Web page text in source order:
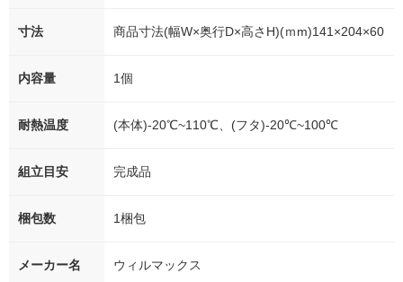
寸法 商品寸法(幅W×奥行D×高さH)(ｍm)141×204×60
内容量 1個
耐熱温度 (本体)-20℃~110℃、(フタ)-20℃~100℃
組立目安 完成品
梱包数 1梱包
メーカー名 ウィルマックス